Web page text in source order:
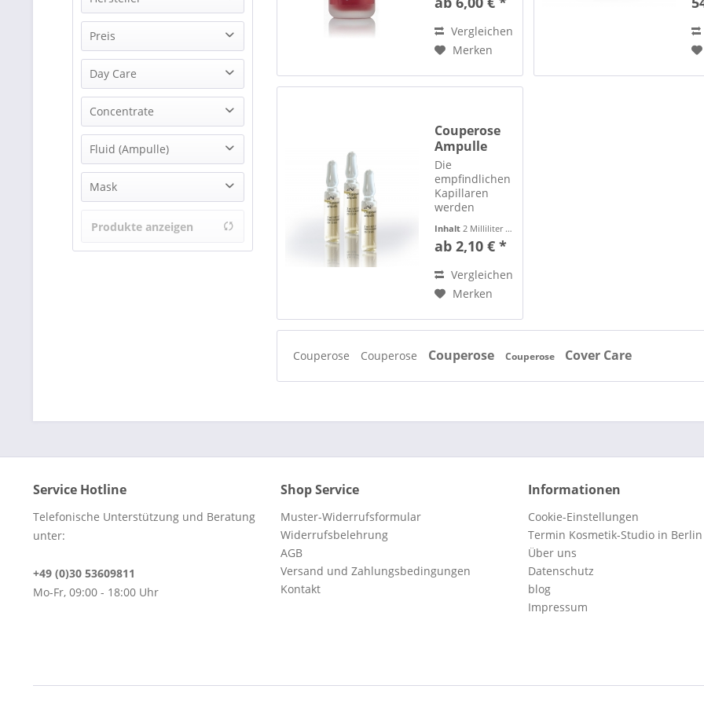
CNC cosmetic GmbH
Preis
von2,10 €bis54,00 €
Day Care
Couperose Haut / 25+
Concentrate
Couperose Haut / 25+
Fluid (Ampulle)
reife, regenerationsbedürftige Haut / 45+
Mask
Couperose Haut / 25+
Produkte anzeigen
Gefäßwände
Feuchtigkeit.
Vergleichen
Merken
Couperose
Ampulle
Die
empfindlichen
Kapillaren
werden
geröteten
Äderchen
Gereizte Haut
wird
erhält
ausreichend
Feuchtigkeit.
Inhalt2 Milliliter (10,50 € * / 10 Milliliter)
ab 2,10 € *
Vergleichen
Merken
Couperose Couperose Couperose Couperose Cover Care
Service Hotline
Telefonische Unterstützung und Beratung
unter:
+49 (0)30 53609811
Mo-Fr, 09:00 - 18:00 Uhr
Shop Service
Muster-Widerrufsformular
Widerrufsbelehrung
AGB
Versand und Zahlungsbedingungen
Kontakt
Informationen
Cookie-Einstellungen
Termin Kosmetik-Studio in Berlin
Über uns
Datenschutz
blog
Impressum